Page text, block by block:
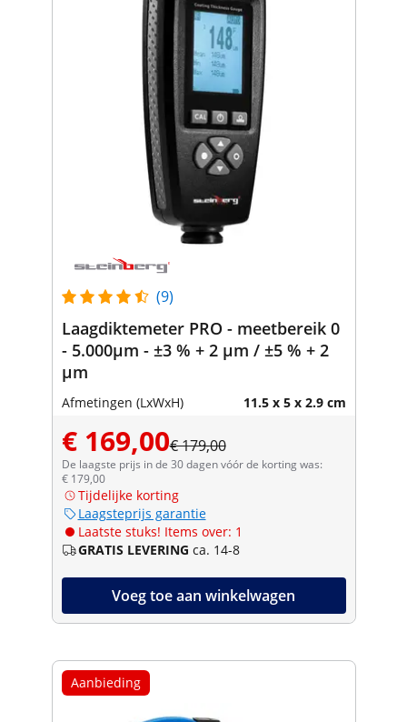
(9)
Laagdiktemeter PRO - meetbereik 0
- 5.000μm - ±3 % + 2 μm / ±5 % + 2
μm
Afmetingen (LxWxH) 11.5 x 5 x 2.9 cm
€ 169,00€ 179,00
De laagste prijs in de 30 dagen vóór de korting was:
€ 179,00
Tijdelijke korting
Laagsteprijs garantie
Laatste stuks! Items over: 1
GRATIS LEVERING ca. 14-8
Voeg toe aan winkelwagen
Aanbieding